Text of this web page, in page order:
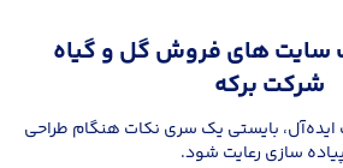
سایت های فروش گل و گیاه
شرکت برکه
بایستی یک سری نکات هنگام طراحی
سازی رعایت شود.